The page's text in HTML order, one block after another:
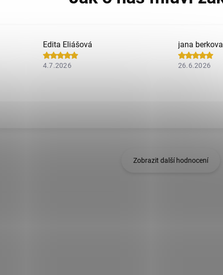
Edita Eliášová
4.7.2026
jana berkova
26.6.2026
Zobrazit další hodnocení